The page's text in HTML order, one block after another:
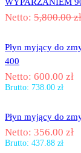
Netto: 5,800.00zł
Płyn myjący do
400
Netto: 600.00 zł
Brutto: 738.00 zł
Płyn myjący do
Netto: 356.00 zł
Brutto: 437.88 zł